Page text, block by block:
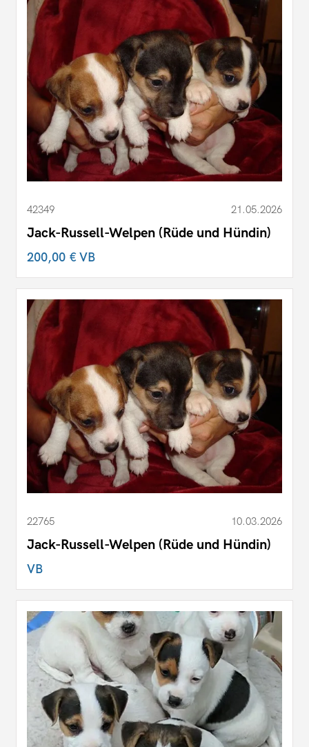
42349 21.05.2026
Jack-Russell-Welpen (Rüde und Hündin)
200,00 €VB
22765 10.03.2026
Jack-Russell-Welpen (Rüde und Hündin)
VB